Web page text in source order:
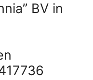
BV in